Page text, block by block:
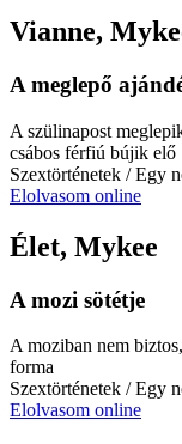
Vianne,
A meglepő
A szülinapost
csábos férfiú bújik elő
Szextörténetek / Egy
Elolvasom online
Élet, Mykee
A mozi sötétje
A moziban nem
forma
Szextörténetek / Egy
Elolvasom online